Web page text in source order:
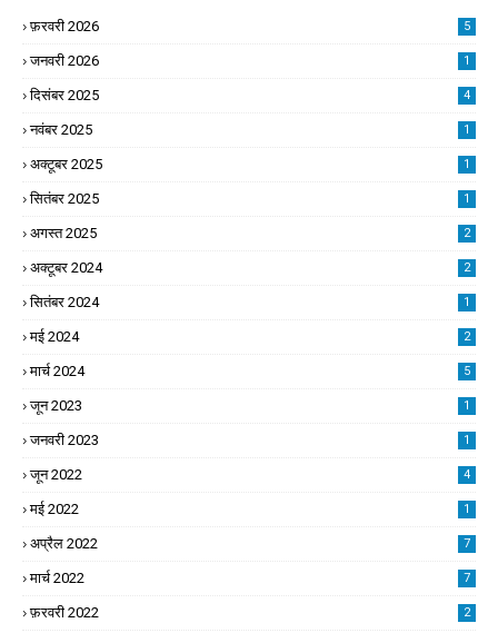
फ़रवरी 2026 5
जनवरी 2026 1
दिसंबर 2025 4
नवंबर 2025 1
अक्टूबर 2025 1
सितंबर 2025 1
अगस्त 2025 2
अक्टूबर 2024 2
सितंबर 2024 1
मई 2024 2
मार्च 2024 5
जून 2023 1
जनवरी 2023 1
जून 2022 4
मई 2022 1
अप्रैल 2022 7
मार्च 2022 7
फ़रवरी 2022 2